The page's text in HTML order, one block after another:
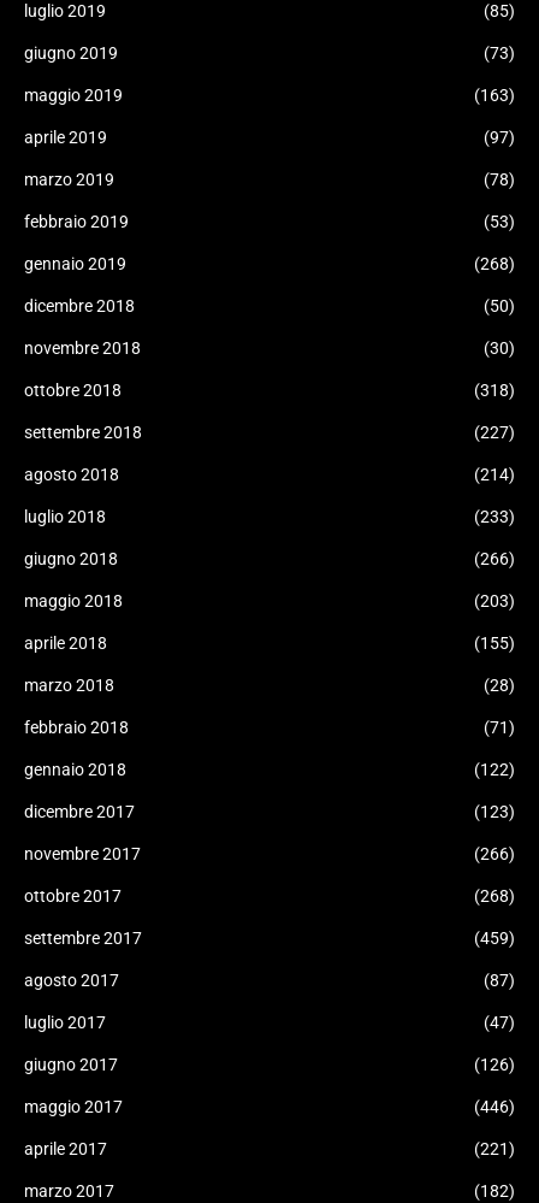
luglio 2019 (85)
giugno 2019 (73)
maggio 2019 (163)
aprile 2019 (97)
marzo 2019 (78)
febbraio 2019 (53)
gennaio 2019 (268)
dicembre 2018 (50)
novembre 2018 (30)
ottobre 2018 (318)
settembre 2018 (227)
agosto 2018 (214)
luglio 2018 (233)
giugno 2018 (266)
maggio 2018 (203)
aprile 2018 (155)
marzo 2018 (28)
febbraio 2018 (71)
gennaio 2018 (122)
dicembre 2017 (123)
novembre 2017 (266)
ottobre 2017 (268)
settembre 2017 (459)
agosto 2017 (87)
luglio 2017 (47)
giugno 2017 (126)
maggio 2017 (446)
aprile 2017 (221)
marzo 2017 (182)